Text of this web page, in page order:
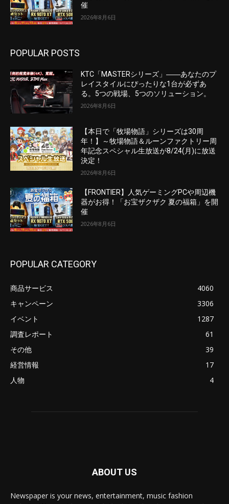
催
2026年8月6日
POPULAR POSTS
KTC「MASTERシリーズ」――あなたのプ
レイスタイルにぴったりな1台が必ずあ
る。5つの戦場、5つのソリューション。
2026年8月6日
【本日で「牧場物語」シリーズは30周
年！】～牧場物語＆ルーンファクトリー周
年記念スペシャル生放送が8/24(月)に放送
決定！
2026年8月6日
【FRONTIER】人気ゲーミングPCや周辺機
器がお得！「お宝ザクザク 夏の福箱」を開
催
2026年8月6日
POPULAR CATEGORY
商品サービス
4060
キャンペーン
3306
イベント
1287
調査レポート
61
その他
39
経営情報
17
人物
4
ABOUT US
Newspaper is your news, entertainment, music fashion